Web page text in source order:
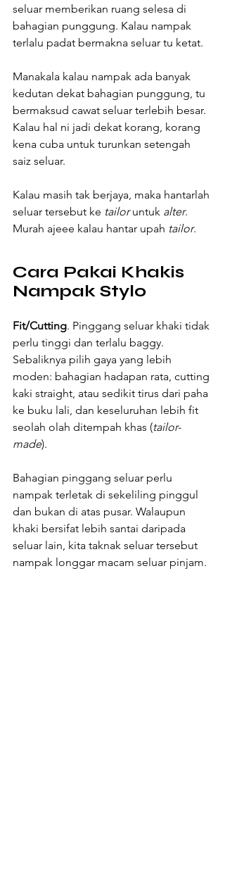
seluar memberikan ruang selesa di
bahagian punggung. Kalau nampak
terlalu padat bermakna seluar tu ketat.
Manakala kalau nampak ada banyak
kedutan dekat bahagian punggung, tu
bermaksud cawat seluar terlebih besar.
Kalau hal ni jadi dekat korang, korang
kena cuba untuk turunkan setengah
saiz seluar.
Kalau masih tak berjaya, maka hantarlah
seluar tersebut ke tailor untuk alter.
Murah ajeee kalau hantar upah tailor.
Cara Pakai Khakis
Nampak Stylo
Fit/Cutting. Pinggang seluar khaki tidak
perlu tinggi dan terlalu baggy.
Sebaliknya pilih gaya yang lebih
moden: bahagian hadapan rata, cutting
kaki straight, atau sedikit tirus dari paha
ke buku lali, dan keseluruhan lebih fit
seolah olah ditempah khas (tailor-
made).
Bahagian pinggang seluar perlu
nampak terletak di sekeliling pinggul
dan bukan di atas pusar. Walaupun
khaki bersifat lebih santai daripada
seluar lain, kita taknak seluar tersebut
nampak longgar macam seluar pinjam.